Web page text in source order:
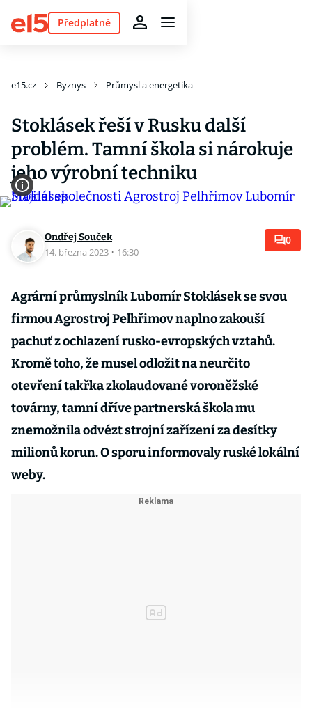
Předplatné
e15.cz Byznys Průmysl a energetika
Stoklásek řeší v Rusku další
problém. Tamní škola si nárokuje
jeho výrobní techniku
Ondřej Souček
14. března 2023 · 16:30
0
Agrární průmyslník Lubomír Stoklásek se svou
firmou Agrostroj Pelhřimov naplno zakouší
pachuť z ochlazení rusko-evropských vztahů.
Kromě toho, že musel odložit na neurčito
otevření takřka zkolaudované voroněžské
továrny, tamní dříve partnerská škola mu
znemožnila odvézt strojní zařízení za desítky
milionů korun. O sporu informovaly ruské lokální
weby.